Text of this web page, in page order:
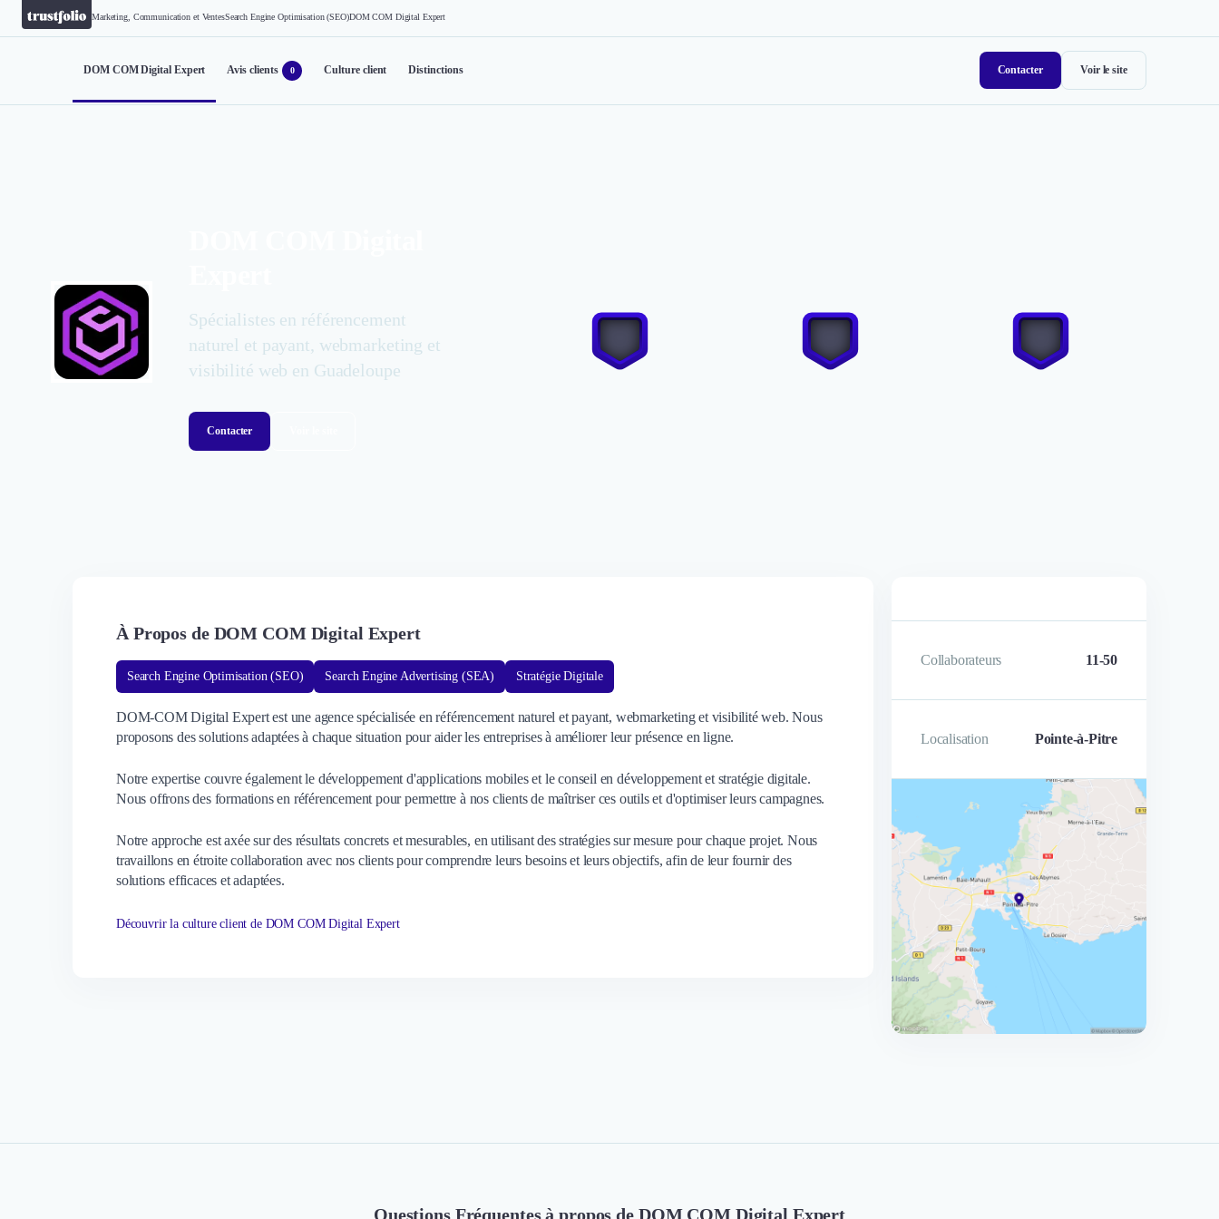
Marketing, Communication et VentesSearch Engine Optimisation (SEO)DOM COM Digital Expert
Contacter Voir le site
DOM COM Digital Expert Avis clients 0 Culture client Distinctions
Spécialistes en référencement
naturel et payant, webmarketing et
visibilité web en Guadeloupe
Contacter
Collaborateurs 11-50
Localisation Pointe-à-Pitre
À Propos de DOM COM Digital Expert
Search Engine Optimisation (SEO) Search Engine Advertising (SEA) Stratégie Digitale
DOM-COM Digital Expert est une agence spécialisée en référencement naturel et payant, webmarketing et visibilité web. Nous
proposons des solutions adaptées à chaque situation pour aider les entreprises à améliorer leur présence en ligne.
Notre expertise couvre également le développement d'applications mobiles et le conseil en développement et stratégie digitale.
Nous offrons des formations en référencement pour permettre à nos clients de maîtriser ces outils et d'optimiser leurs campagnes.
Notre approche est axée sur des résultats concrets et mesurables, en utilisant des stratégies sur mesure pour chaque projet. Nous
travaillons en étroite collaboration avec nos clients pour comprendre leurs besoins et leurs objectifs, afin de leur fournir des
solutions efficaces et adaptées.
Découvrir la culture client de DOM COM Digital Expert
Questions Fréquentes à propos de DOM COM Digital Expert